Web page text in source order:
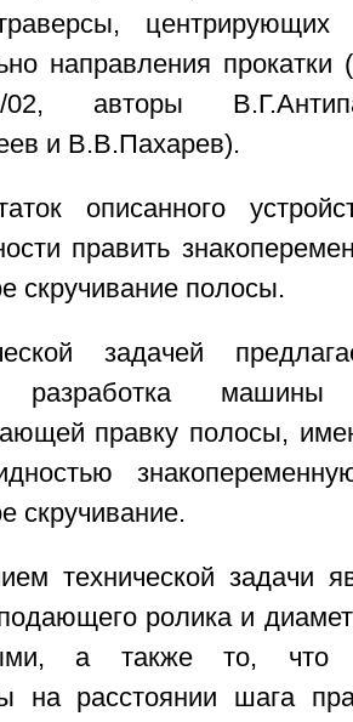
направления
авторы
и В.В.Пахарев).
описанного
править
скручивание полосы.
задачей
разработка
правку полосы,
скручивание.
технической задачи
ролика и
а также то, что
на расстоянии шага